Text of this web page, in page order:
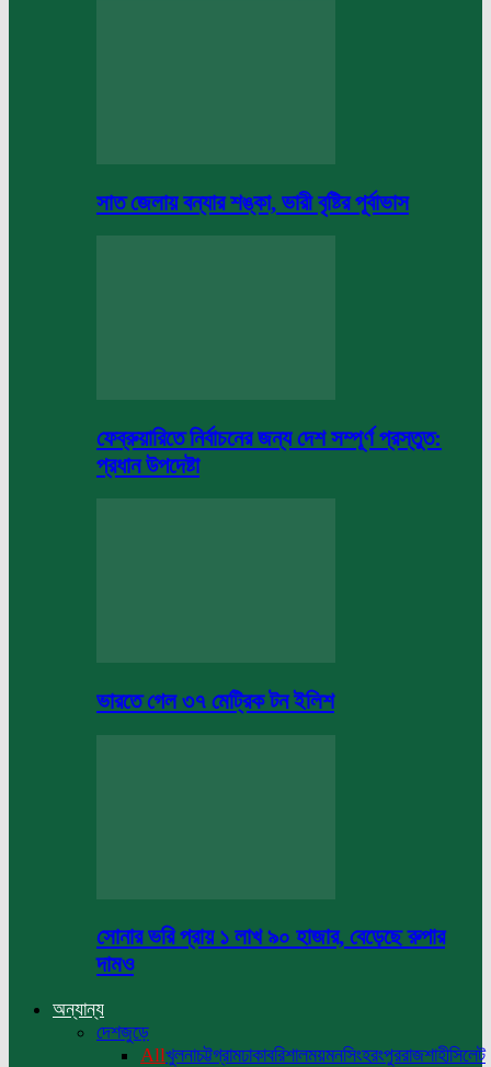
সাত জেলায় বন্যার শঙ্কা, ভারী বৃষ্টির পূর্বাভাস
ফেব্রুয়ারিতে নির্বাচনের জন্য দেশ সম্পূর্ণ প্রস্তুত:
প্রধান উপদেষ্টা
ভারতে গেল ৩৭ মেট্রিক টন ইলিশ
সোনার ভরি প্রায় ১ লাখ ৯০ হাজার, বেড়েছে রুপার
দামও
অন্যান্য
দেশজুড়ে
Allখুলনাচট্টগ্রামঢাকাবরিশালময়মনসিংহরংপুররাজশাহীসিলেট